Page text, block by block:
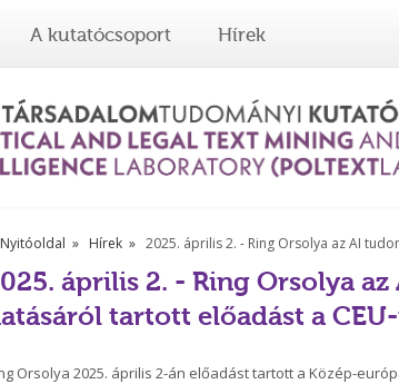
A kutatócsoport Hírek
Hírek 2025. április 2. - Ring Orsolya az AI
április 2. - Ring Orsolya
tartott előadást a
Orsolya 2025. április 2-án előadást tartott a Közép-